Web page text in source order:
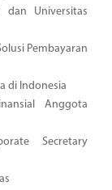
dan Universitas
Pembayaran
di Indonesia
Anggota
Secretary